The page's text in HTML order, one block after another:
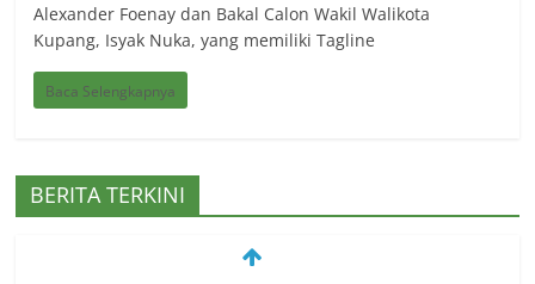
Alexander Foenay dan Bakal Calon Wakil Walikota
Kupang, Isyak Nuka, yang memiliki Tagline
Baca Selengkapnya
BERITA TERKINI